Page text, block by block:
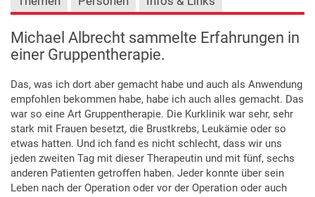
Michael Albrecht sammelte Erfahrungen in
einer Gruppentherapie.
Das, was ich dort aber gemacht habe und auch als Anwendung
empfohlen bekommen habe, habe ich auch alles gemacht. Das
war so eine Art Gruppentherapie. Die Kurklinik war sehr, sehr
stark mit Frauen besetzt, die Brustkrebs, Leukämie oder so
etwas hatten. Und ich fand es nicht schlecht, dass wir uns
jeden zweiten Tag mit dieser Therapeutin und mit fünf, sechs
anderen Patienten getroffen haben. Jeder konnte über sein
Leben nach der Operation oder vor der Operation oder auch